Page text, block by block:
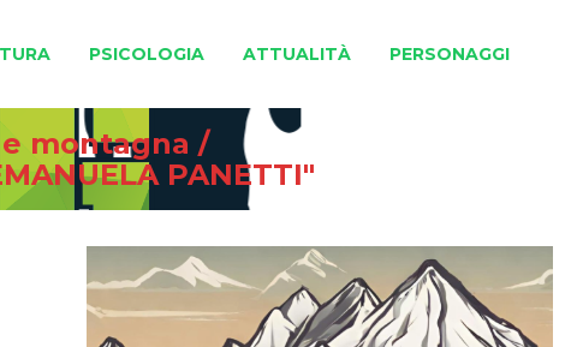
PSICOLOGIA ATTUALITÀ PERSONAGGI
montagna /
PANETTI"